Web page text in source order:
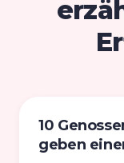
10
geben